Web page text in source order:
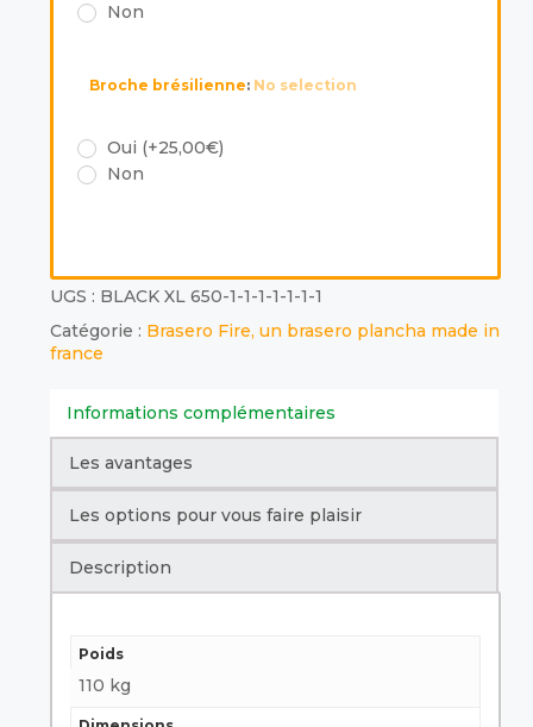
Non
Broche brésilienne: No selection
Oui (+25,00€)
Non
UGS : BLACK XL 650-1-1-1-1-1-1-1
Catégorie : Brasero Fire, un brasero plancha made in
france
Informations complémentaires
Les avantages
Les options pour vous faire plaisir
Description
Poids
110 kg